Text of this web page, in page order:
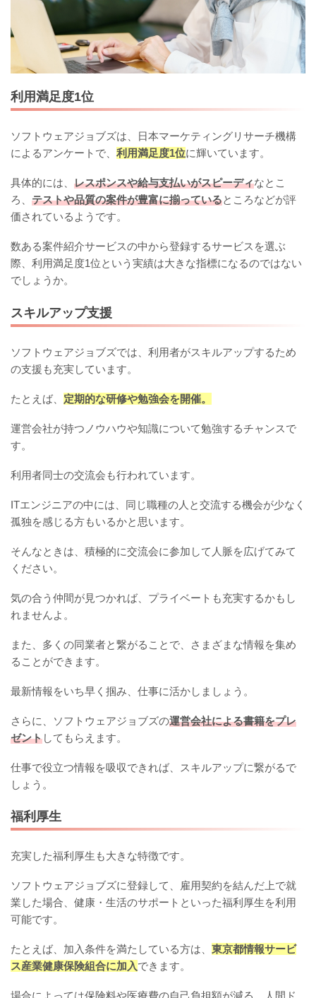
利用満足度1位
ソフトウェアジョブズは、日本マーケティングリサーチ機構
によるアンケートで、 利用満足度1位に輝いています。
具体的には、 レスポンスや給与支払いがスピーディなとこ
ろ、 テストや品質の案件が豊富に揃っているところなどが評
価されているようです。
数ある案件紹介サービスの中から登録するサービスを選ぶ
際、利用満足度1位という実績は大きな指標になるのではない
でしょうか。
スキルアップ支援
ソフトウェアジョブズでは、利用者がスキルアップするため
の支援も充実しています。
たとえば、 定期的な研修や勉強会を開催。
運営会社が持つノウハウや知識について勉強するチャンスで
す。
利用者同士の交流会も行われています。
ITエンジニアの中には、同じ職種の人と交流する機会が少なく
孤独を感じる方もいるかと思います。
そんなときは、積極的に交流会に参加して人脈を広げてみて
ください。
気の合う仲間が見つかれば、プライベートも充実するかもし
れませんよ。
また、多くの同業者と繋がることで、さまざまな情報を集め
ることができます。
最新情報をいち早く掴み、仕事に活かしましょう。
さらに、ソフトウェアジョブズの運営会社による書籍をプレ
ゼントしてもらえます。
仕事で役立つ情報を吸収できれば、スキルアップに繋がるで
しょう。
福利厚生
充実した福利厚生も大きな特徴です。
ソフトウェアジョブズに登録して、雇用契約を結んだ上で就
業した場合、健康・生活のサポートといった福利厚生を利用
可能です。
たとえば、加入条件を満たしている方は、 東京都情報サービ
ス産業健康保険組合に加入できます。